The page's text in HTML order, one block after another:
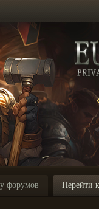
форумов Перейти